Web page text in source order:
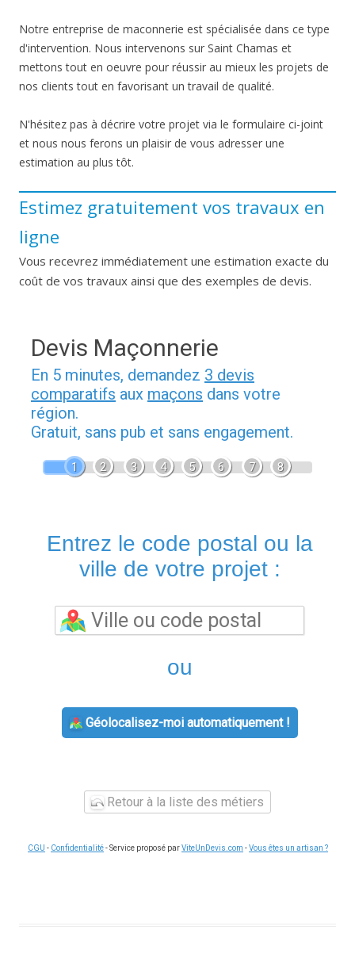
Notre entreprise de maconnerie est spécialisée dans ce type
d'intervention. Nous intervenons sur Saint Chamas et
mettons tout en oeuvre pour réussir au mieux les projets de
nos clients tout en favorisant un travail de qualité.
N'hésitez pas à décrire votre projet via le formulaire ci-joint
et nous nous ferons un plaisir de vous adresser une
estimation au plus tôt.
Estimez gratuitement vos travaux en
ligne
Vous recevrez immédiatement une estimation exacte du
coût de vos travaux ainsi que des exemples de devis.
Devis Maçonnerie
En 5 minutes, demandez 3 devis
comparatifs aux maçons dans votre
région.
Gratuit, sans pub et sans engagement.
1 2 3 4 5 6 7 8
Entrez le code postal ou la
ville de votre projet :
ou
Géolocalisez-moi automatiquement !
Retour à la liste des métiers
CGU - Confidentialité- Service proposé parViteUnDevis.com -Vous êtes un artisan ?